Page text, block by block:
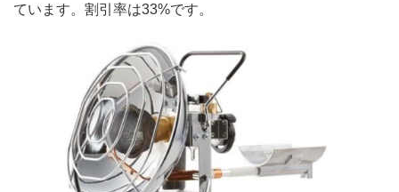
ています。割引率は33%です。